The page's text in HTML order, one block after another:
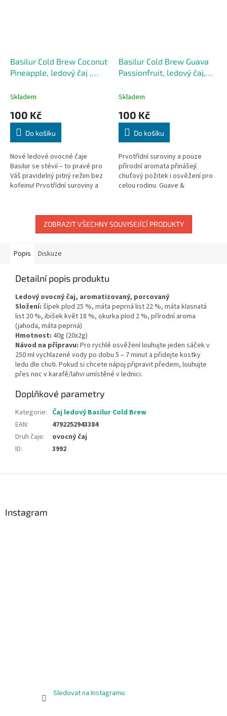
Basilur Cold Brew Coconut
Pineapple, ledový čaj ,
Skladem
100 Kč
Do košíku
Nové ledové ovocné čaje
Basilur se stévií – to pravé pro
Váš pravidelný pitný režim bez
kofeinu! Prvotřídní suroviny a
Basilur Cold Brew Guava
Passionfruit, ledový čaj,
Skladem
100 Kč
Do košíku
Prvotřídní suroviny a pouze
přírodní aromata přinášejí
chuťový požitek i osvěžení pro
celou rodinu. Guave &
kyselkavost...
ZOBRAZIT VŠECHNY SOUVISEJÍCÍ PRODUKTY
Popis Diskuze
Detailní popis produktu
Ledový ovocný čaj, aromatizovaný, porcovaný
Složení: šípek plod 25 %, máta peprná list 22 %, máta klasnatá
list 20 %, ibišek květ 18 %, okurka plod 2 %, přírodní aroma
(jahoda, máta peprná)
Hmotnost: 40g (20x2g)
Návod na přípravu: Pro rychlé osvěžení louhujte jeden sáček v
250 ml vychlazené vody po dobu 5 – 7 minut a přidejte kostky
ledu dle chuti. Pokud si chcete nápoj připravit předem, louhujte
přes noc v karafě/lahvi umístěné v lednici.
Doplňkové parametry
Kategorie: Čaj ledový Basilur Cold Brew
EAN:
4792252943384
Druh čaje:
ovocný čaj
ID: 3992
Instagram
Sledovat na Instagramu